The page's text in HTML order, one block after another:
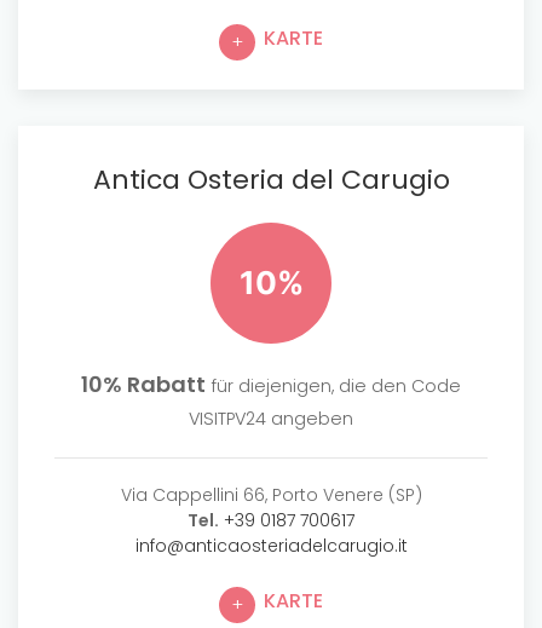
KARTE
Antica Osteria del Carugio
10%
10% Rabatt für diejenigen, die den Code
VISITPV24 angeben
Via Cappellini 66, Porto Venere (SP)
Tel. +39 0187 700617
info@anticaosteriadelcarugio.it
KARTE